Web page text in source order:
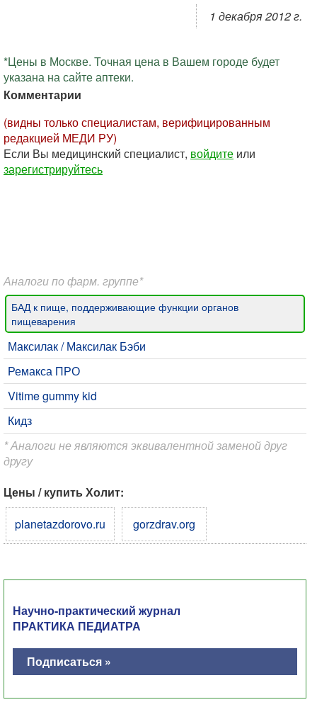
1 декабря 2012 г.
*Цены в Москве. Точная цена в Вашем городе будет
указана на сайте аптеки.
Комментарии
(видны только специалистам, верифицированным
редакцией МЕДИ РУ)
Если Вы медицинский специалист, войдите или
зарегистрируйтесь
Аналоги по фарм. группе*
БАД к пище, поддерживающие функции органов
пищеварения
Максилак / Максилак Бэби
Ремакса ПРО
Vitime gummy kid
Кидз
* Аналоги не являются эквивалентной заменой друг
другу
Цены / купить Холит:
planetazdorovo.ru
gorzdrav.org
Научно-практический журнал
ПРАКТИКА ПЕДИАТРА
Подписаться »